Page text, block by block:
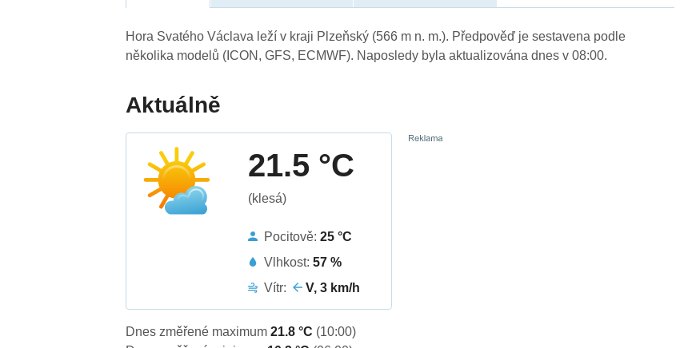
Hora Svatého Václava leží v kraji Plzeňský (566 m n. m.). Předpověď je sestavena podle
několika modelů (ICON, GFS, ECMWF). Naposledy byla aktualizována dnes v 08:00.
Aktuálně
21.5 °C
(klesá)
Pocitově:25 °C
Vlhkost:57 %
Vítr:
V, 3 km/h
Dnes změřené maximum21.8 °C (10:00)